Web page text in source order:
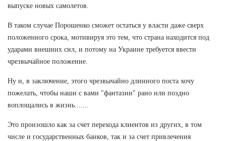
выпуске новых самолетов.
В таком случае Порошенко сможет остаться у власти даже сверх
положенного срока, мотивируя это тем, что страна находится под
ударами внешних сил, и потому на Украине требуется ввести
чрезвычайное положение.
Ну и, в заключение, этого чрезвычайно длинного поста хочу
пожелать, чтобы наши с вами "фантазии" рано или поздно
воплощались в жизнь.......
Это произошло как за счет перехода клиентов из других, в том
числе и государственных банков, так и за счет привлечения